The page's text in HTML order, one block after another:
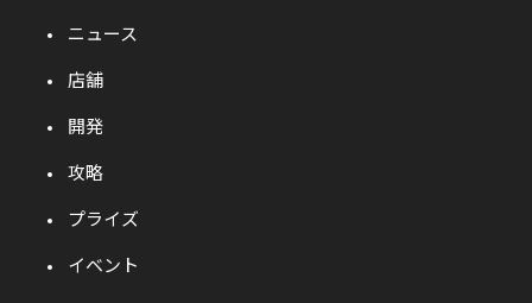
ニュース
店舗
開発
攻略
プライズ
イベント